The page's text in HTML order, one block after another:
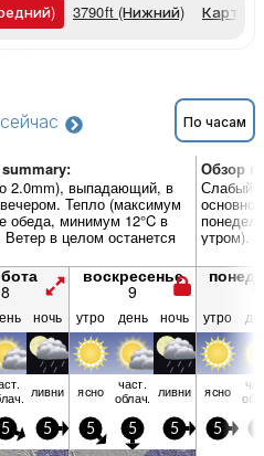
3790ft (Нижний) Карты
сейчас По часам
2.0mm), выпадающий, в
Тепло (максимум
обеда, минимум 12°C в
в целом останется
Обзор
Слабый
утром).
8
воскресенье
9
ночь утро день ночь утро
ливни ясно част.
облач. ливни ясно
5 5 5 5 5 5